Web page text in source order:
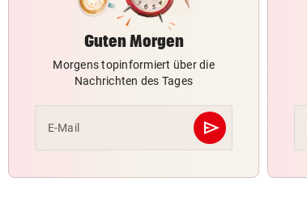
Guten Morgen
Morgens topinformiert über die
Nachrichten des Tages
E-Mail send
Abschicken